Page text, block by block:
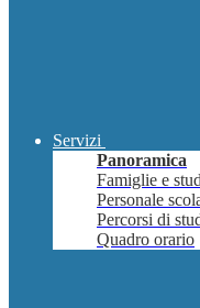
Servizi
Panoramica
Famiglie e
Personale
Percorsi di
Quadro orario